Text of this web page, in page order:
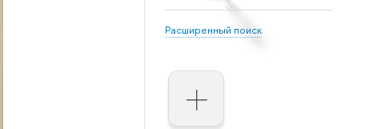
Расширенный поиск